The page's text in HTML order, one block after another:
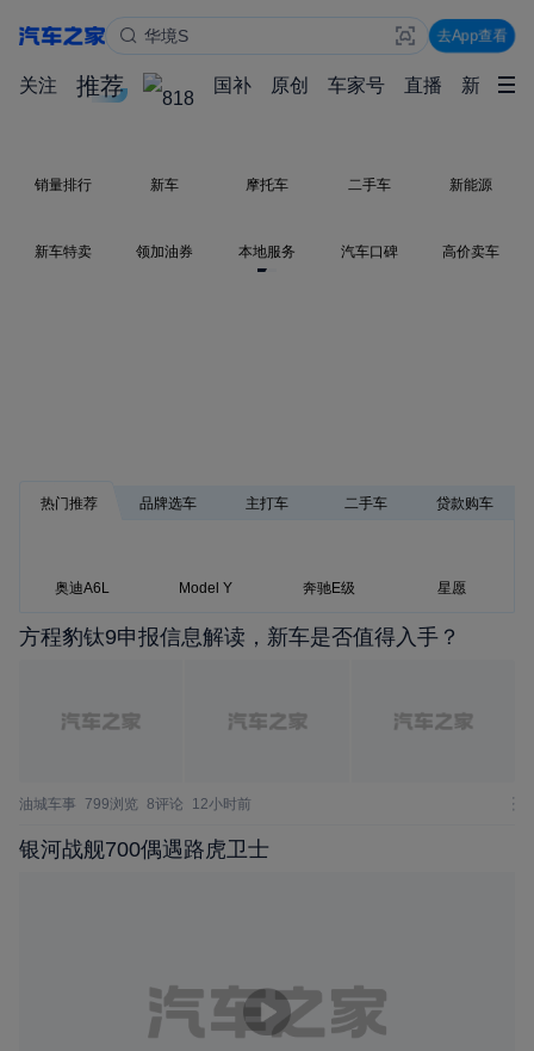
星愿 去App查看
关注 推荐 国补 原创 车家号 直播 新能源
销量排行 新车 摩托车 二手车 新能源
新车特卖 领加油券 本地服务 汽车口碑 高价卖车
热门推荐 品牌选车 主打车 二手车 贷款购车
奥迪A6L Model Y 奔驰E级 星愿
方程豹钛9申报信息解读，新车是否值得入手？
油城车事 799浏览 8评论 12小时前
银河战舰700偶遇路虎卫士